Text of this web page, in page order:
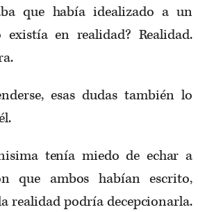
que había idealizado a un
existía en realidad? Realidad.
esas dudas también lo
tenía miedo de echar a
que ambos habían escrito,
realidad podría decepcionarla.